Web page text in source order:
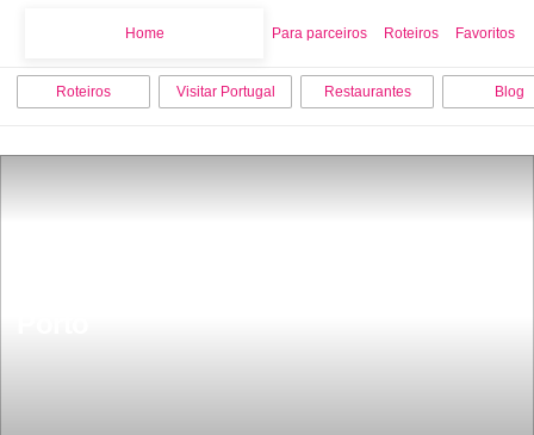
Home Para parceiros Roteiros Favoritos
Roteiros Visitar Portugal Restaurantes Blog